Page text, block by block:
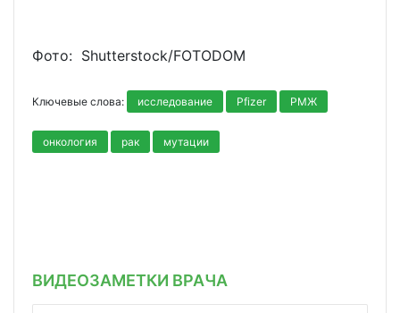
Фото: Shutterstoсk/FOTODOM
Ключевые слова: исследование Pfizer РМЖ
онкология рак мутации
ВИДЕОЗАМЕТКИ ВРАЧА